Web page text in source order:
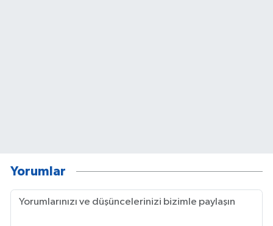
Yorumlar